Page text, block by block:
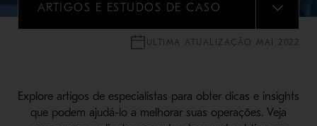
ARTIGOS E ESTUDOS DE CASO
MENU
ÚLTIMA ATUALIZAÇÃO MAI 2022
Explore artigos de especialistas para obter dicas e insights
que podem ajudá-lo a melhorar suas operações. Veja